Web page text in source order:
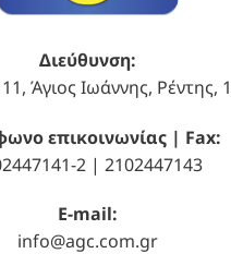
Διεύθυνση:
Άγιος Ιωάννης, Ρέντης,
επικοινωνίας | Fax:
2 | 2102447143
E-mail:
info@agc.com.gr